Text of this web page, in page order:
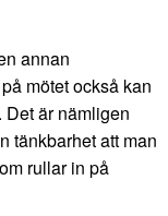
annan
mötet också kan
Det är nämligen
tänkbarhet att man
rullar in på